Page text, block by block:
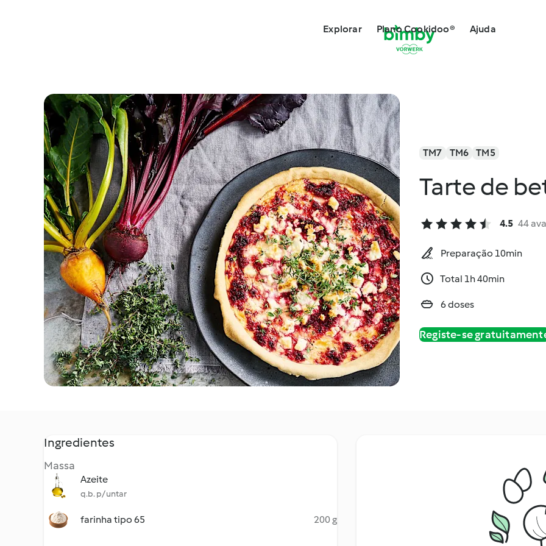
Explorar Plano Cookidoo® Ajuda
TM7 TM6 TM5
Tarte de
4.5 44
Preparação 10min
Total 1h 40min
6 doses
Registe-se
Ingredientes
Massa
Azeite
q.b. p/ untar
farinha tipo 65 200 g